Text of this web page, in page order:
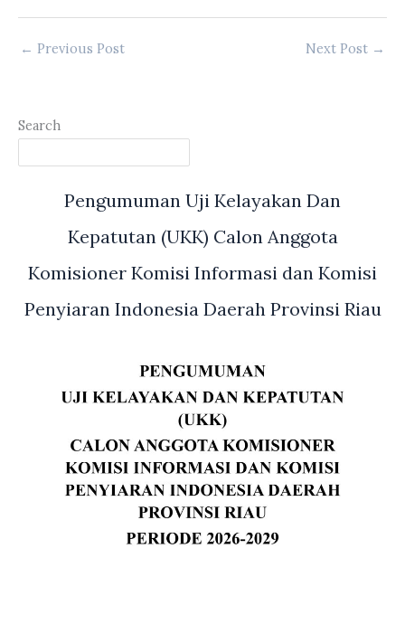
← Previous Post Next Post →
Search
Pengumuman Uji Kelayakan Dan
Kepatutan (UKK) Calon Anggota
Komisioner Komisi Informasi dan Komisi
Penyiaran Indonesia Daerah Provinsi Riau